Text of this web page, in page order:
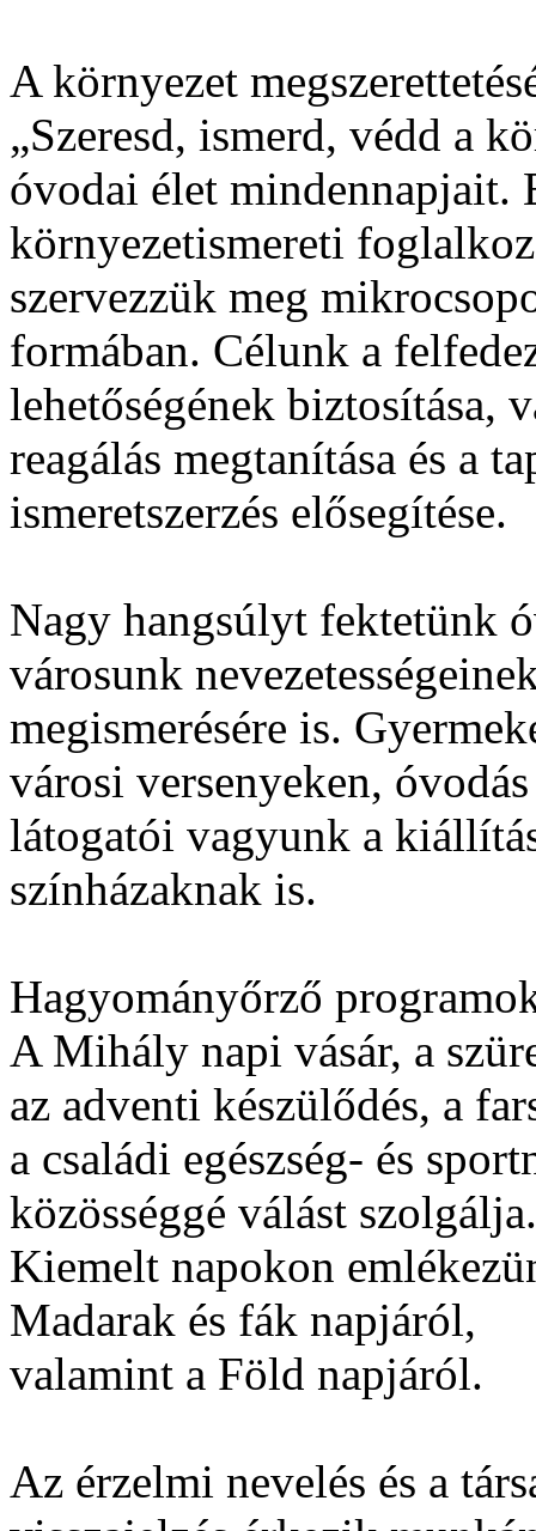
A környezet
„Szeresd, ismerd, védd a
óvodai élet mindennapjait.
környezetismereti
szervezzük meg
formában. Célunk a
lehetőségének biztosítása,
reagálás megtanítása és a
ismeretszerzés elősegítése.
Nagy hangsúlyt fektetünk
városunk
megismerésére is.
városi versenyeken,
látogatói vagyunk a
színházaknak is.
Hagyományőrző
A Mihály napi vásár, a
az adventi készülődés, a
a családi egészség- és
közösséggé válást szolgálja.
Kiemelt napokon
Madarak és fák napjáról,
valamint a Föld napjáról.
Az érzelmi nevelés és a